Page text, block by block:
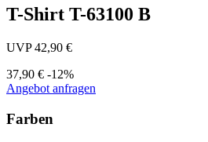
T-Shirt T-63100 B
UVP 42,90 €
37,90 € -12%
Angebot anfragen
Farben